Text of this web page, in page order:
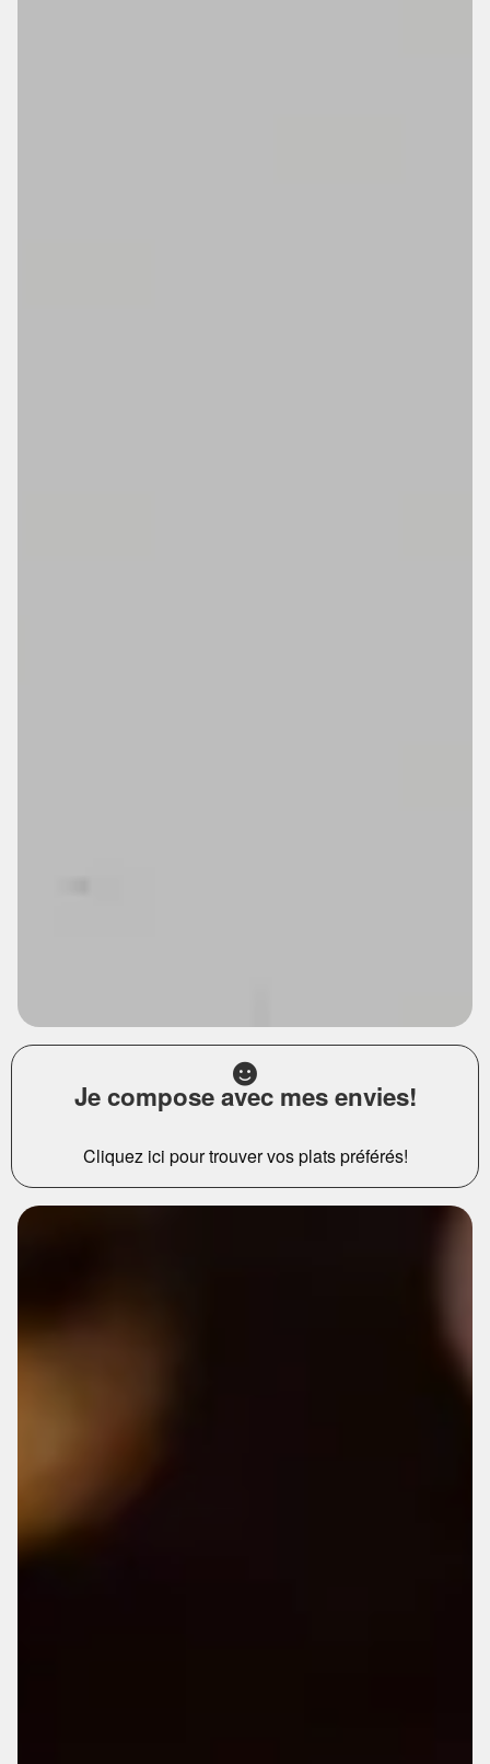
Je compose avec mes envies!
Cliquez ici pour trouver vos plats préférés!